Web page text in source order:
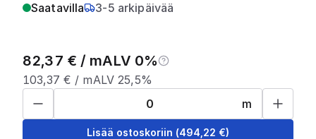
Saatavilla 3-5 arkipäivää
82,37 € / mALV 0%
103,37 € / mALV 25,5%
m
Lisää ostoskoriin (494,22 €)